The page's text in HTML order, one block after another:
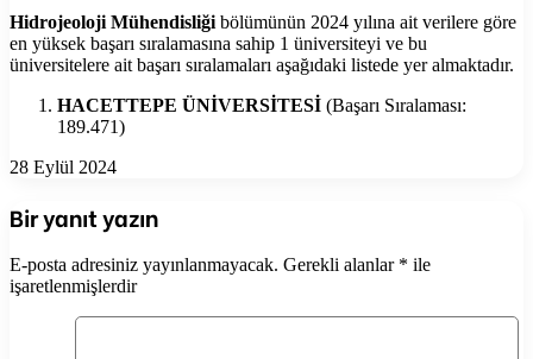
Hidrojeoloji Mühendisliği bölümünün 2024 yılına ait verilere göre
en yüksek başarı sıralamasına sahip 1 üniversiteyi ve bu
üniversitelere ait başarı sıralamaları aşağıdaki listede yer almaktadır.
HACETTEPE ÜNİVERSİTESİ (Başarı Sıralaması:
189.471)
28 Eylül 2024
Bir yanıt yazın
E-posta adresiniz yayınlanmayacak. Gerekli alanlar * ile
işaretlenmişlerdir